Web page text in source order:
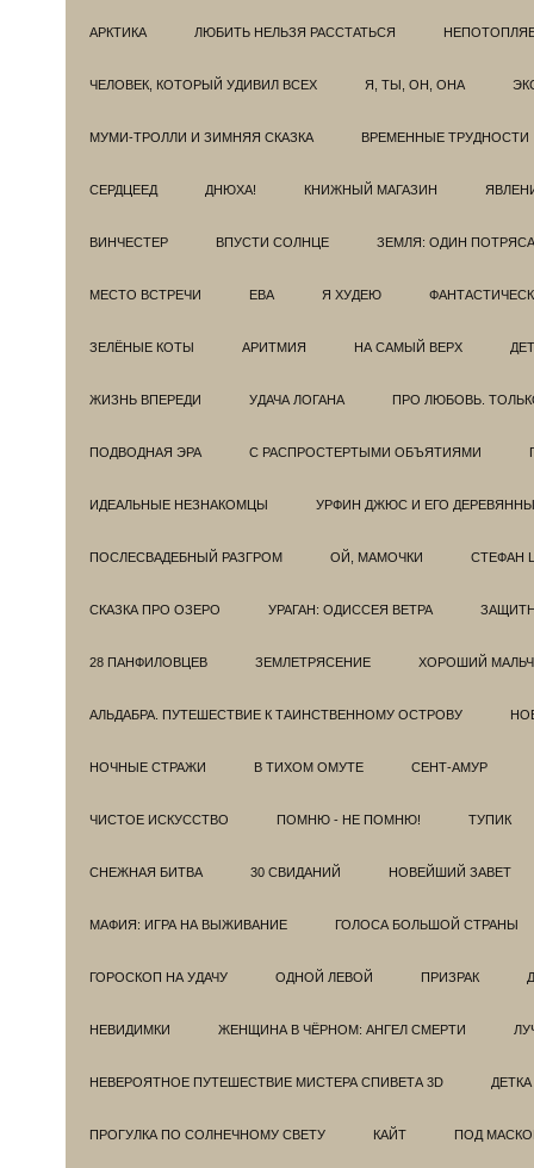
АРКТИКА ЛЮБИТЬ НЕЛЬЗЯ РАССТАТЬСЯ
ЧЕЛОВЕК, КОТОРЫЙ УДИВИЛ ВСЕХ Я, ТЫ, ОН, ОНА
МУМИ-ТРОЛЛИ И ЗИМНЯЯ СКАЗКА ВРЕМЕННЫЕ ТРУДНОСТИ
СЕРДЦЕЕД ДНЮХА! КНИЖНЫЙ МАГАЗИН
ВИНЧЕСТЕР ВПУСТИ СОЛНЦЕ ЗЕМЛЯ: ОДИН
МЕСТО ВСТРЕЧИ ЕВА Я ХУДЕЮ
ЗЕЛЁНЫЕ КОТЫ АРИТМИЯ НА САМЫЙ ВЕРХ
ЖИЗНЬ ВПЕРЕДИ УДАЧА ЛОГАНА ПРО ЛЮБОВЬ.
ПОДВОДНАЯ ЭРА С РАСПРОСТЕРТЫМИ ОБЪЯТИЯМИ
ИДЕАЛЬНЫЕ НЕЗНАКОМЦЫ УРФИН ДЖЮС И ЕГО
ПОСЛЕСВАДЕБНЫЙ РАЗГРОМ ОЙ, МАМОЧКИ СТЕФАН
СКАЗКА ПРО ОЗЕРО УРАГАН: ОДИССЕЯ ВЕТРА
28 ПАНФИЛОВЦЕВ ЗЕМЛЕТРЯСЕНИЕ ХОРОШИЙ
АЛЬДАБРА. ПУТЕШЕСТВИЕ К ТАИНСТВЕННОМУ ОСТРОВУ
НОЧНЫЕ СТРАЖИ В ТИХОМ ОМУТЕ СЕНТ-АМУР
ЧИСТОЕ ИСКУССТВО ПОМНЮ - НЕ ПОМНЮ! ТУПИК
СНЕЖНАЯ БИТВА 30 СВИДАНИЙ НОВЕЙШИЙ ЗАВЕТ
МАФИЯ: ИГРА НА ВЫЖИВАНИЕ ГОЛОСА БОЛЬШОЙ СТРАНЫ
ГОРОСКОП НА УДАЧУ ОДНОЙ ЛЕВОЙ ПРИЗРАК
НЕВИДИМКИ ЖЕНЩИНА В ЧЁРНОМ: АНГЕЛ СМЕРТИ
НЕВЕРОЯТНОЕ ПУТЕШЕСТВИЕ МИСТЕРА СПИВЕТА 3D ДЕТКА
ПРОГУЛКА ПО СОЛНЕЧНОМУ СВЕТУ КАЙТ ПОД